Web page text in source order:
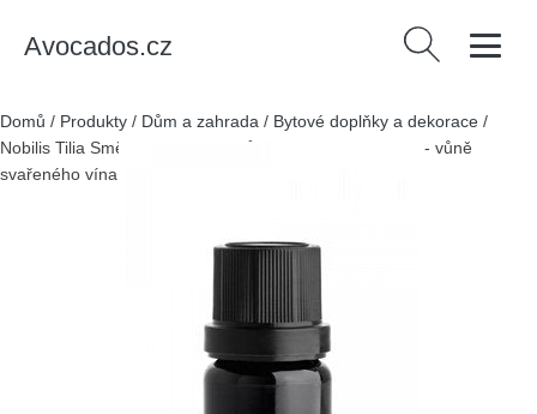
Avocados.cz Vyhledávání
Domů / Produkty / Dům a zahrada / Bytové doplňky a dekorace /
Nobilis Tilia Směs éterických olejů - Zimní večer (10 ml) - vůně
svařeného vína a pomerančů